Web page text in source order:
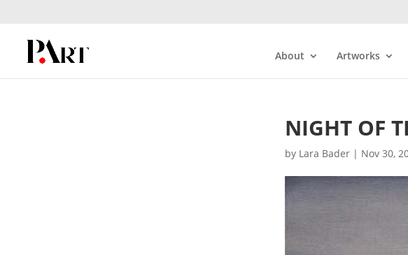
About Artworks
NIGHT OF
by Lara Bader | Nov 30,